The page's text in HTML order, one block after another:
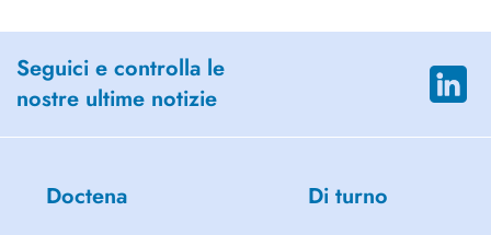
Seguici e controlla le
nostre ultime notizie
Doctena Di turno